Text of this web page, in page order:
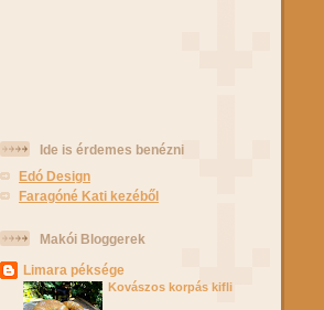
Ide is érdemes benézni
Edó Design
Faragóné Kati kezéből
Makói Bloggerek
Limara péksége
Kovászos korpás kifli